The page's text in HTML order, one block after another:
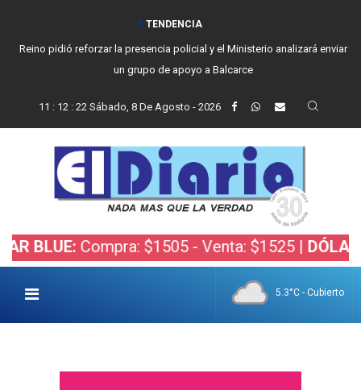
TENDENCIA
Reino pidió reforzar la presencia policial y el Ministerio analizará enviar
un grupo de apoyo a Balcarce
11 : 12 : 23 Sábado, 8 De Agosto - 2026
Compra: $1505 - Venta: $1525 | DÓLAR BOLSA:
5.3°C - Cubierto